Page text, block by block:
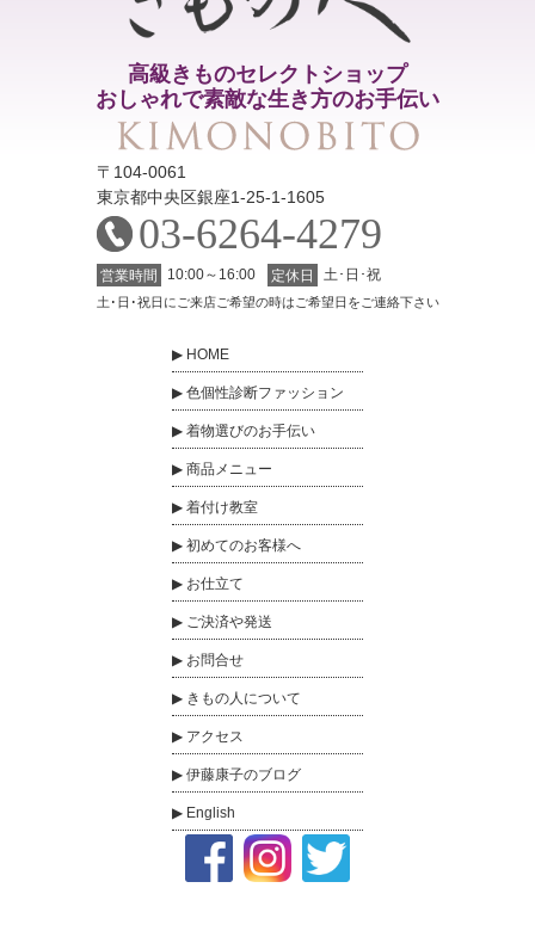
高級きものセレクトショップ
おしゃれで素敵な生き方のお手伝い
〒104-0061
東京都中央区銀座1-25-1-1605
03-6264-4279
営業時間 10:00～16:00 定休日 土･日･祝
土･日･祝日にご来店ご希望の時はご希望日をご連絡下さい
HOME
色個性診断ファッション
着物選びのお手伝い
商品メニュー
着付け教室
初めてのお客様へ
お仕立て
ご決済や発送
お問合せ
きもの人について
アクセス
伊藤康子のブログ
English